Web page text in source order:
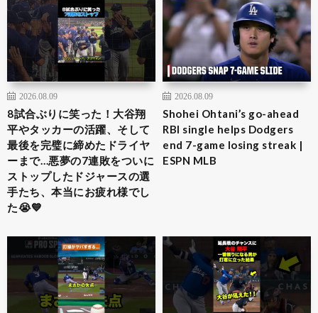
2026.08.09
8試合ぶりに笑った！大谷翔
平やタッカーの活躍、そして
最後を完璧に締めたドライヤ
ーまで…悪夢の7連敗をついに
ストップしたドジャースの選
手たち、本当にお疲れ様でし
た😭💙
2026.08.09
Shohei Ohtani’s go-ahead
RBI single helps Dodgers
end 7-game losing streak |
ESPN MLB